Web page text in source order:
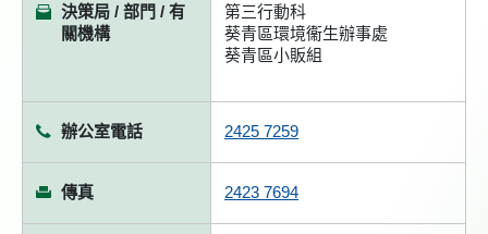
決策局 / 部門 / 有
關機構
第三行動科
葵青區環境衞生辦事處
葵青區小販組
辦公室電話 2425 7259
傳真 2423 7694